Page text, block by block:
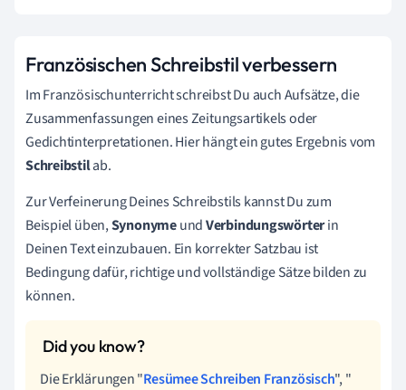
Französischen Schreibstil verbessern
Im Französischunterricht schreibst Du auch Aufsätze, die
Zusammenfassungen eines Zeitungsartikels oder
Gedichtinterpretationen. Hier hängt ein gutes Ergebnis vom
Schreibstilab.
Zur Verfeinerung Deines Schreibstils kannst Du zum
Beispiel üben,SynonymeundVerbindungswörterin
Deinen Text einzubauen. Ein korrekter Satzbau ist
Bedingung dafür, richtige und vollständige Sätze bilden zu
können.
Die Erklärungen "Resümee Schreiben Französisch", "